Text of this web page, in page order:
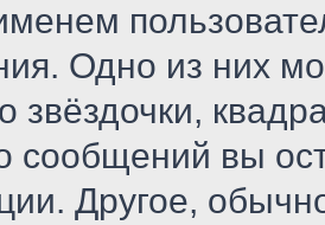
Одно из них
звёздочки,
сообщений вы
Другое,